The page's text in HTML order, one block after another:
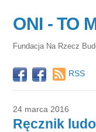
ONI - TO
Fundacja Na Rzecz
RSS
24 marca 2016
Ręcznik